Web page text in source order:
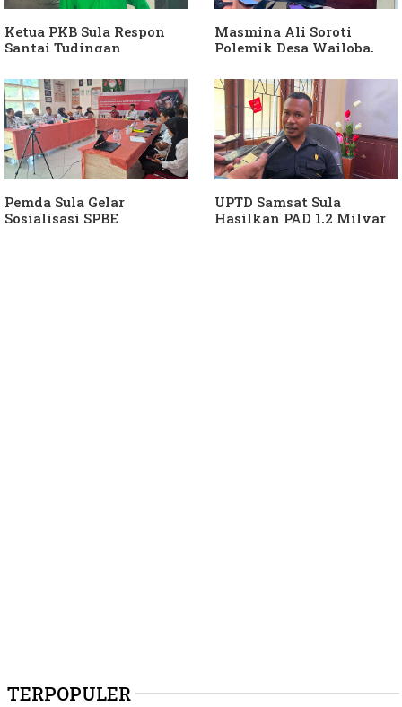
Ketua PKB Sula Respon
Santai Tudingan
Dia Kangen Saya
Masmina Ali Soroti
Polemik Desa Wailoba,
Keterlibatan Ketua PKB
Sula
Pemda Sula Gelar
Sosialisasi SPBE
UPTD Samsat Sula
Hasilkan PAD 1,2 Milyar
TERPOPULER